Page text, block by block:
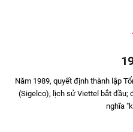
Năm 1989, quyết định thành lập
(Sigelco), lịch sử Viettel bắt đầu;
nghĩa